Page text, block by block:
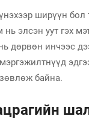
ширүүн
элсэн уут гэх
дөрвөн инчээс
байна.